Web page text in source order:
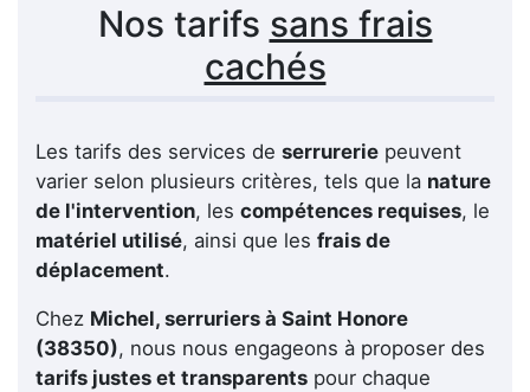
Nos tarifs sans frais
cachés
Les tarifs des services de serrurerie peuvent
varier selon plusieurs critères, tels que la nature
de l'intervention, les compétences requises, le
matériel utilisé, ainsi que les frais de
déplacement.
Chez Michel, serruriers à Saint Honore
(38350), nous nous engageons à proposer des
tarifs justes et transparents pour chaque